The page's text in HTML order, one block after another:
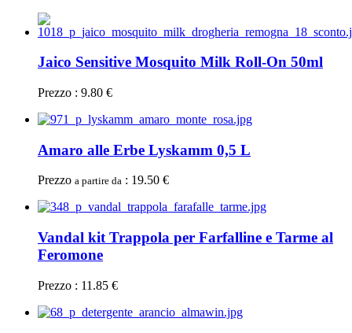
Jaico Sensitive Mosquito Milk Roll-On 50ml
Prezzo : 9.80 €
Amaro alle Erbe Lyskamm 0,5 L
Prezzo a partire da : 19.50 €
Vandal kit Trappola per Farfalline e Tarme al
Feromone
Prezzo : 11.85 €